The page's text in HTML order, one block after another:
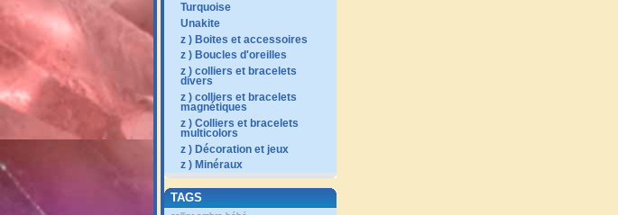
Turquoise
Unakite
z ) Boites et accessoires
z ) Boucles d'oreilles
z ) colliers et bracelets
divers
z ) colliers et bracelets
magnétiques
z ) Colliers et bracelets
multicolors
z ) Décoration et jeux
z ) Minéraux
TAGS